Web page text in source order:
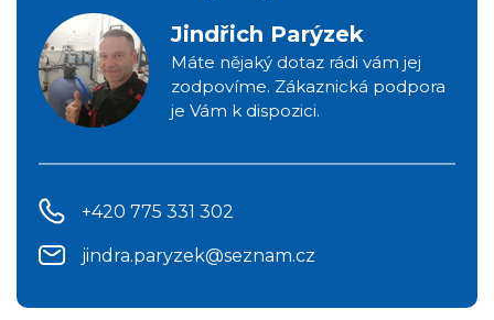
Jindřich Parýzek
Máte nějaký dotaz rádi vám jej
zodpovíme. Zákaznická podpora
je Vám k dispozici.
+420 775 331 302
jindra.paryzek@seznam.cz